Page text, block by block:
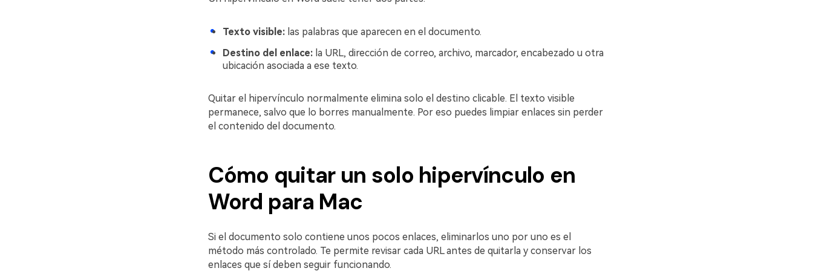
Texto visible:las palabras que aparecen en el documento.
Destino del enlace:la URL, dirección de correo, archivo, marcador, encabezado u otra
ubicación asociada a ese texto.
Quitar el hipervínculo normalmente elimina solo el destino clicable. El texto visible
permanece, salvo que lo borres manualmente. Por eso puedes limpiar enlaces sin perder
el contenido del documento.
Cómo quitar un solo hipervínculo en
Word para Mac
Si el documento solo contiene unos pocos enlaces, eliminarlos uno por uno es el
método más controlado. Te permite revisar cada URL antes de quitarla y conservar los
enlaces que sí deben seguir funcionando.